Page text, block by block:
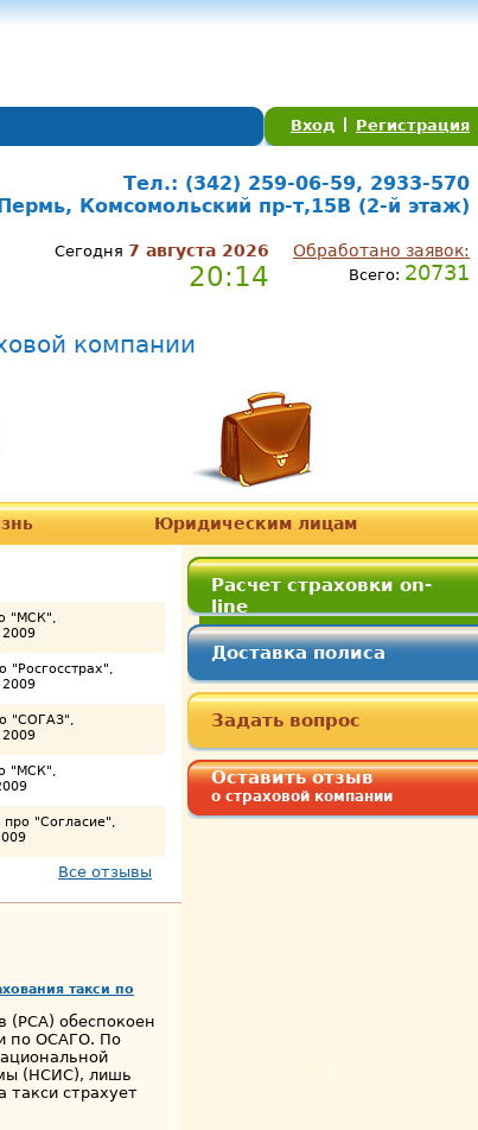
Тел.: (342) 259-06-59, 2933-570
Комсомольский пр-т,15В (2-й этаж)
Обработано заявок:
Всего: 20731
Сегодня 7 августа 2026
20:14
Вход Регистрация
компании
Юридическим лицам
Расчет страховки on-
line
Доставка полиса
Задать вопрос
Оставить отзыв
о страховой компании
"МСК",
"Росгосстрах",
"СОГАЗ",
"МСК",
про "Согласие",
Все отзывы
такси по
(РСА) обеспокоен
по ОСАГО. По
(НСИС), лишь
такси страхует